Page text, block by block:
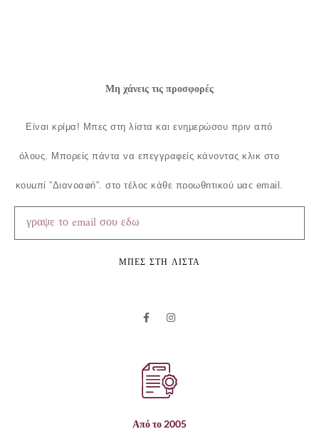
Μη χάνεις τις προσφορές
Είναι κρίμα! Μπες στη λίστα και ενημερώσου πριν από
όλους. Μπορείς πάντα να επεγγραφείς κάνοντας κλικ στο
κουμπί ”Διαγραφή”, στο τέλος κάθε προωθητικού μας email.
ΜΠΕΣ ΣΤΗ ΛΙΣΤΑ
Από το 2005